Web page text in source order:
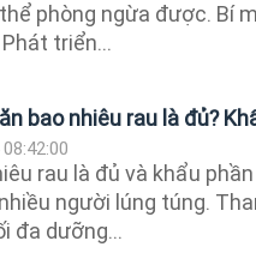
phòng ngừa được. Bí
triển...
bao nhiêu rau là đủ?
rau là đủ và khẩu
người lúng túng.
đa dưỡng...